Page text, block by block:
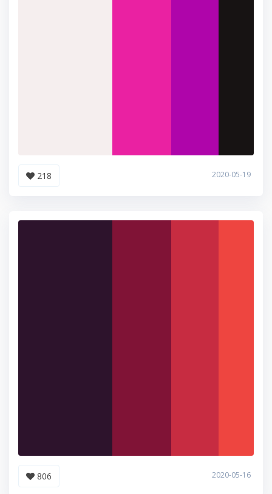
218 2020-05-19
806 2020-05-16